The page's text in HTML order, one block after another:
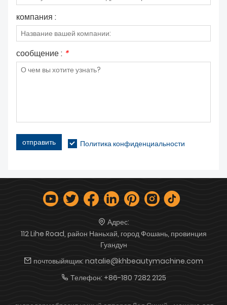
компания :
сообщение : *
отправить Политика конфиденциальности
Адрес:
112 Lihe Road, район Наньхай, город Фошань, провинция
Гуандун
почтовыйящик: natalie@khbeautymachine.com
Телефон: +86-180 7282 2125